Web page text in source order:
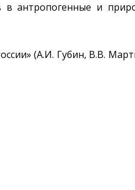
антропогенные и
(А.И. Губин, В.В.